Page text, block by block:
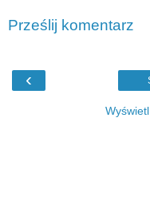
Prześlij komentarz
‹